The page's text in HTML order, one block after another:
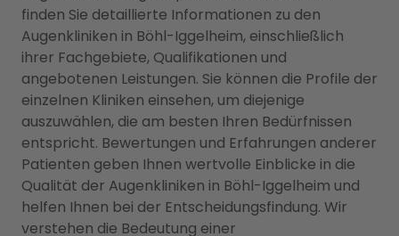
finden Sie detaillierte Informationen zu den
Augenkliniken in Böhl-Iggelheim, einschließlich
ihrer Fachgebiete, Qualifikationen und
angebotenen Leistungen. Sie können die Profile der
einzelnen Kliniken einsehen, um diejenige
auszuwählen, die am besten Ihren Bedürfnissen
entspricht. Bewertungen und Erfahrungen anderer
Patienten geben Ihnen wertvolle Einblicke in die
Qualität der Augenkliniken in Böhl-Iggelheim und
helfen Ihnen bei der Entscheidungsfindung. Wir
verstehen die Bedeutung einer